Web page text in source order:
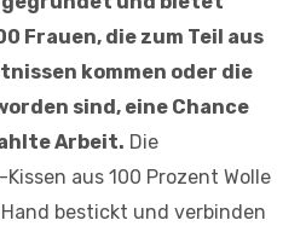
Frauen, die zum Teil aus
kommen oder die
sind, eine Chance
Arbeit. Die
aus 100 Prozent Wolle
bestickt und verbinden